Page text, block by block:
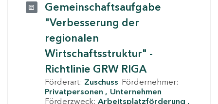
Gemeinschaftsaufgabe
"Verbesserung der
regionalen
Wirtschaftsstruktur" -
Richtlinie GRW RIGA
Förderart: Zuschuss Fördernehmer:
Privatpersonen
Unternehmen
Förderzweck: Arbeitsplatzförderung